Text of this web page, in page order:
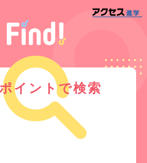
イントで検索